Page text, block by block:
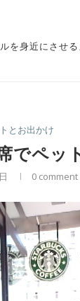
を身近にさせ
とお出かけ
でペッ
0 comment